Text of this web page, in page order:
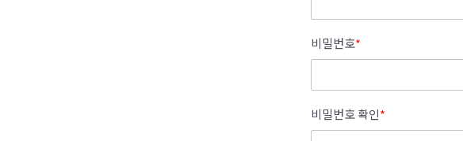
비밀번호*
비밀번호 확인*